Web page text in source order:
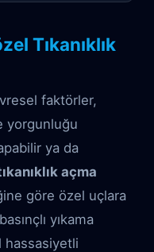
Tıkanıklık
faktörler,
yorgunluğu
ya da
açma
göre özel uçlara
yıkama
hassasiyetli